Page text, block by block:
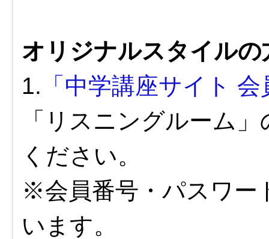
オリジナルスタイルの
1. 「中学講座サイト
「リスニングルーム
ください。
※会員番号・パスワー
います。